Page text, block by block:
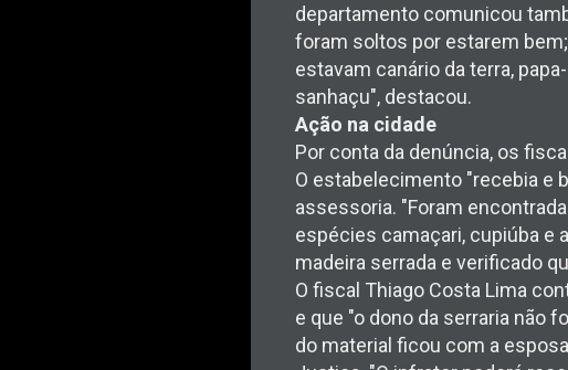
departamento comunicou
foram soltos por estarem
estavam canário da terra,
sanhaçu", destacou.
Ação na cidade
Por conta da denúncia, os
O estabelecimento "recebia e
assessoria. "Foram
espécies camaçari, cupiúba e
madeira serrada e verificado
O fiscal Thiago Costa Lima
e que "o dono da serraria não
do material ficou com a